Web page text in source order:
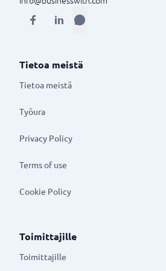
Tietoa meistä
Tietoa meistä
Työura
Privacy Policy
Terms of use
Cookie Policy
Toimittajille
Toimittajille